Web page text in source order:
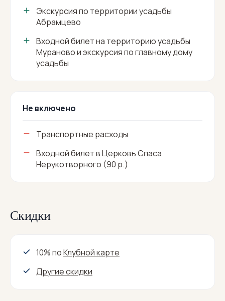
Экскурсия по территории усадьбы
Абрамцево
Входной билет на территорию усадьбы
Мураново и экскурсия по главному дому
усадьбы
Не включено
Транспортные расходы
Входной билет в Церковь Спаса
Нерукотворного (90 р.)
Скидки
10% поКлубной карте
Другие скидки